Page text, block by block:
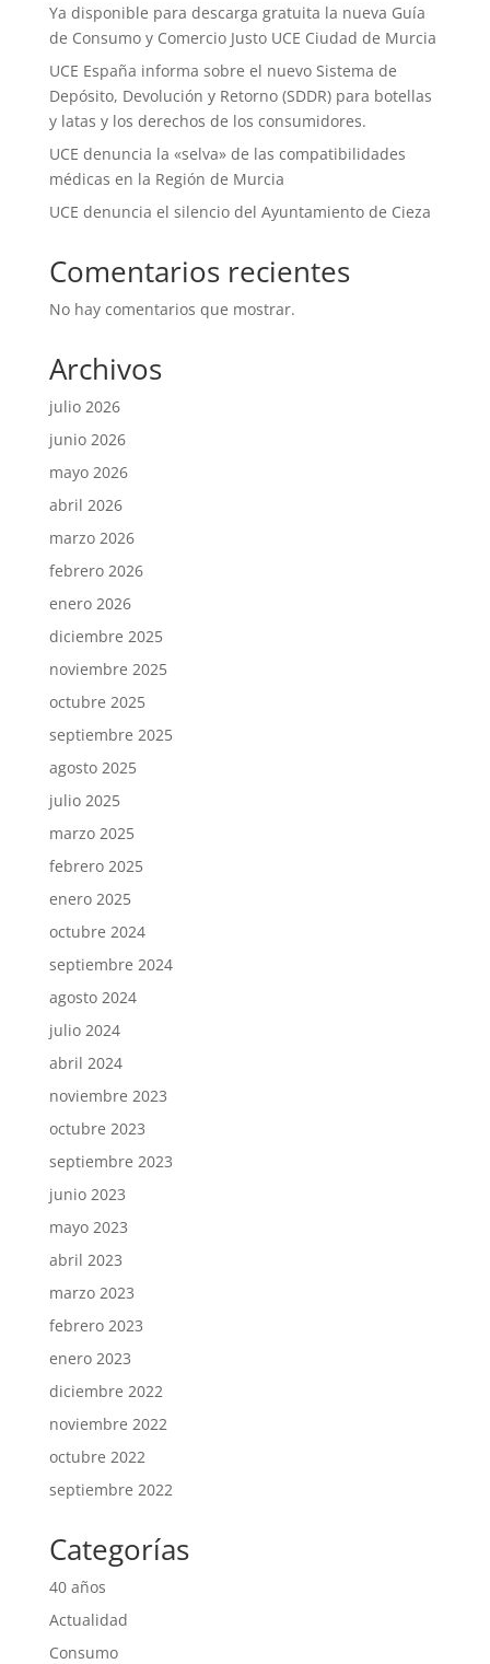
Ya disponible para descarga gratuita la nueva Guía
de Consumo y Comercio Justo UCE Ciudad de Murcia
UCE España informa sobre el nuevo Sistema de
Depósito, Devolución y Retorno (SDDR) para botellas
y latas y los derechos de los consumidores.
UCE denuncia la «selva» de las compatibilidades
médicas en la Región de Murcia
UCE denuncia el silencio del Ayuntamiento de Cieza
Comentarios recientes
No hay comentarios que mostrar.
Archivos
julio 2026
junio 2026
mayo 2026
abril 2026
marzo 2026
febrero 2026
enero 2026
diciembre 2025
noviembre 2025
octubre 2025
septiembre 2025
agosto 2025
julio 2025
marzo 2025
febrero 2025
enero 2025
octubre 2024
septiembre 2024
agosto 2024
julio 2024
abril 2024
noviembre 2023
octubre 2023
septiembre 2023
junio 2023
mayo 2023
abril 2023
marzo 2023
febrero 2023
enero 2023
diciembre 2022
noviembre 2022
octubre 2022
septiembre 2022
Categorías
40 años
Actualidad
Consumo